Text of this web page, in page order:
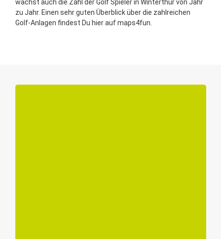
wächst auch die Zahl der Golf Spieler in Winterthur von Jahr
zu Jahr. Einen sehr guten Überblick über die zahlreichen
Golf-Anlagen findest Du hier auf maps4fun.